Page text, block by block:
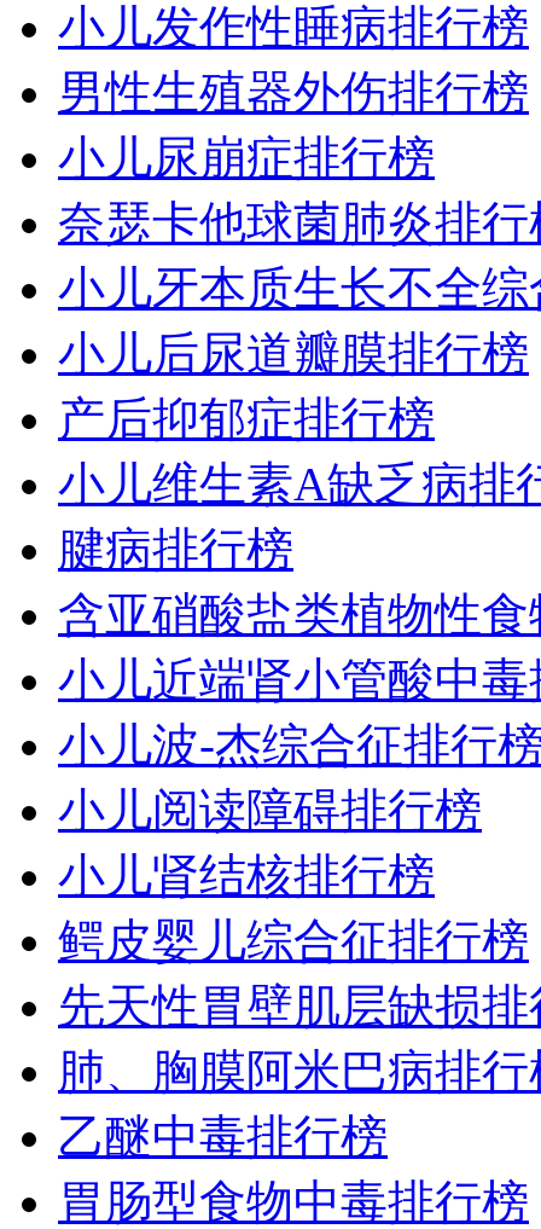
小儿发作性睡病排行榜
男性生殖器外伤排行榜
小儿尿崩症排行榜
奈瑟卡他球菌肺炎排行
小儿牙本质生长不全
小儿后尿道瓣膜排行榜
产后抑郁症排行榜
小儿维生素A缺乏病排
腱病排行榜
含亚硝酸盐类植物性
小儿近端肾小管酸中
小儿波-杰综合征排行
小儿阅读障碍排行榜
小儿肾结核排行榜
鳄皮婴儿综合征排行榜
先天性胃壁肌层缺损排
肺、胸膜阿米巴病排行
乙醚中毒排行榜
胃肠型食物中毒排行榜